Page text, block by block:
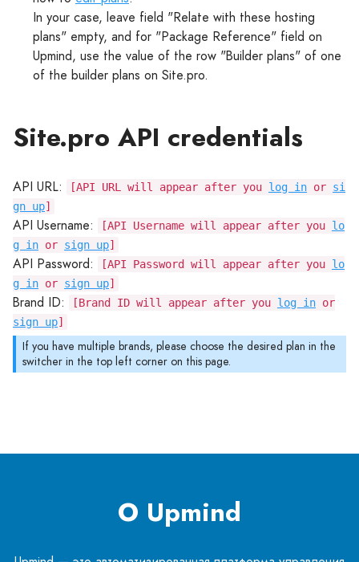
In your case, leave field "Relate with these hosting
plans" empty, and for "Package Reference" field on
Upmind, use the value of the row "Builder plans" of one
of the builder plans on Site.pro.
Site.pro API credentials
API URL: [API URL will appear after you log in or si
gn up]
API Username: [API Username will appear after you lo
g in or sign up]
API Password: [API Password will appear after you lo
g in or sign up]
Brand ID: [Brand ID will appear after you log in or
sign up]
If you have multiple brands, please choose the desired plan in the
switcher in the top left corner on this page.
О Upmind